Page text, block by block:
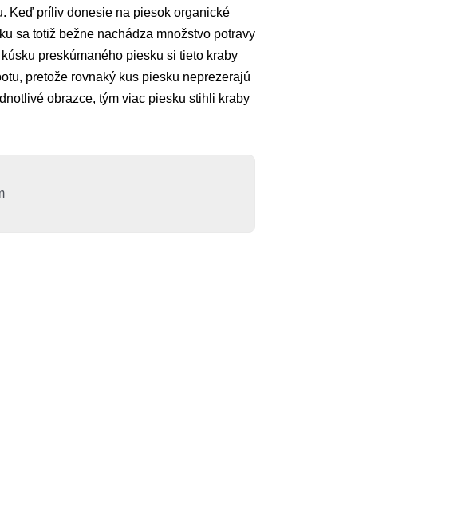
Keď príliv donesie na piesok organické
sa totiž bežne nachádza množstvo potravy
preskúmaného piesku si tieto kraby
pretože rovnaký kus piesku neprezerajú
obrazce, tým viac piesku stihli kraby